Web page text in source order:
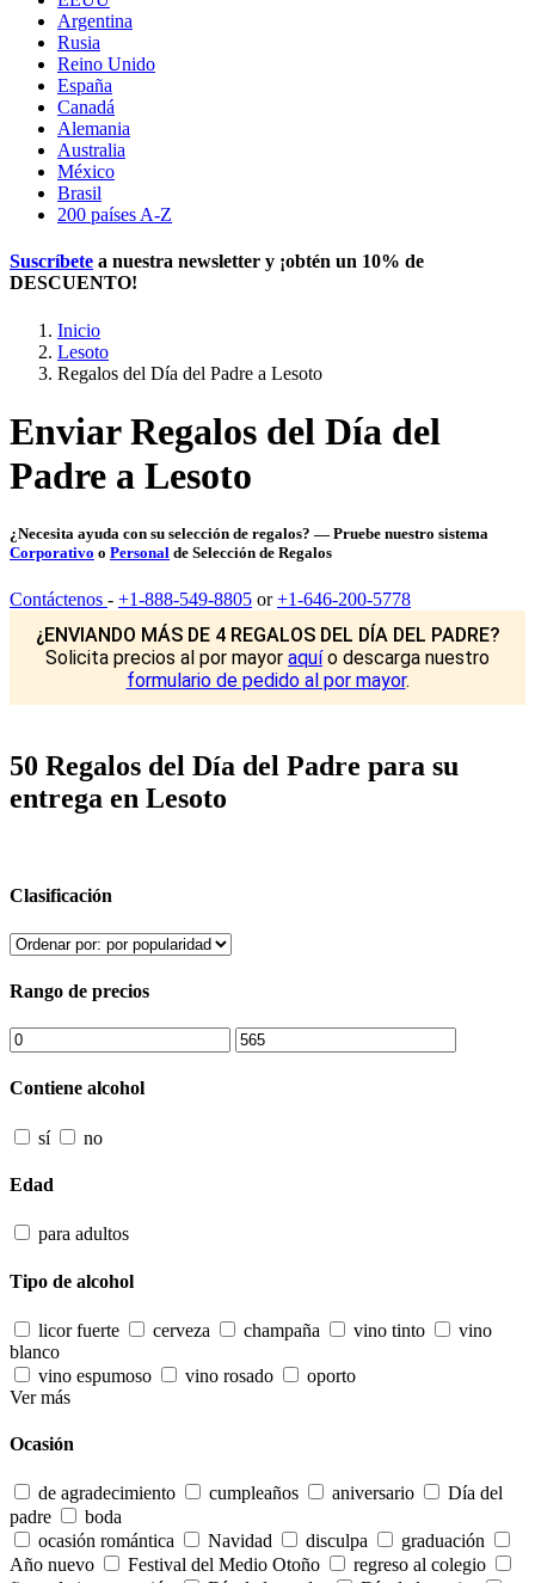
Argentina
Rusia
Reino Unido
España
Canadá
Alemania
Australia
México
Brasil
200 países A-Z
Suscríbete a nuestra newsletter y ¡obtén un 10% de
DESCUENTO!
Inicio
Lesoto
Regalos del Día del Padre a Lesoto
Enviar Regalos del Día del
Padre a Lesoto
¿Necesita ayuda con su selección de regalos? — Pruebe nuestro sistema
Corporativo o Personal de Selección de Regalos
Contáctenos - +1-888-549-8805 or+1-646-200-5778
¿ENVIANDO MÁS DE 4 REGALOS DEL DÍA DEL PADRE?
Solicita precios al por mayor aquío descarga nuestro
formulario de pedido al por mayor.
50 Regalos del Día del Padre para su
entrega en Lesoto
Clasificación
Rango de precios
Contiene alcohol
sí no
Edad
para adultos
Tipo de alcohol
licor fuerte cerveza champaña vino tinto
vino
blanco
vino espumoso
vino rosado
oporto
Ver más
Ocasión
de agradecimiento cumpleaños aniversario
Día del
padre
boda
ocasión romántica
Navidad disculpa
graduación
Año nuevo
Festival del Medio Otoño
regreso al colegio